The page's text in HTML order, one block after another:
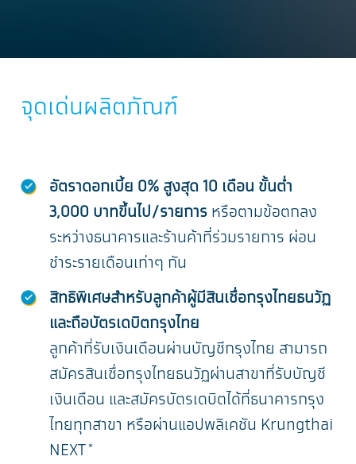
จุดเด่นผลิตภัณฑ์
อัตราดอกเบี้ย 0% สูงสุด 10 เดือน ขั้นต่ำ
3,000 บาทขึ้นไป/รายการ หรือตามข้อตกลง
ระหว่างธนาคารและร้านค้าที่ร่วมรายการ ผ่อน
ชำระรายเดือนเท่าๆ กัน
สิทธิพิเศษสำหรับลูกค้าผู้มีสินเชื่อกรุงไทยธนวัฏ
และถือบัตรเดบิตกรุงไทย
ลูกค้าที่รับเงินเดือนผ่านบัญชีกรุงไทย สามารถ
สมัครสินเชื่อกรุงไทยธนวัฏผ่านสาขาที่รับบัญชี
เงินเดือน และสมัครบัตรเดบิตได้ที่ธนาคารกรุง
ไทยทุกสาขา หรือผ่านแอปพลิเคชัน Krungthai
NEXT*